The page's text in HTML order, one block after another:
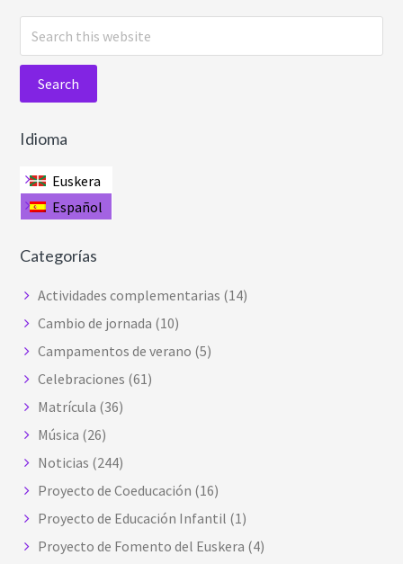
Search
this
Idioma
Euskera
Español
Categorías
Actividades complementarias (14)
Cambio de jornada (10)
Campamentos de verano (5)
Celebraciones (61)
Matrícula (36)
Música (26)
Noticias (244)
Proyecto de Coeducación (16)
Proyecto de Educación Infantil (1)
Proyecto de Fomento del Euskera (4)